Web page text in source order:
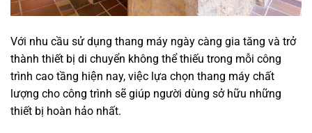
Với nhu cầu sử dụng thang máy ngày càng gia tăng và trở
thành thiết bị di chuyển không thể thiếu trong mỗi công
trình cao tầng hiện nay, việc lựa chọn thang máy chất
lượng cho công trình sẽ giúp người dùng sở hữu những
thiết bị hoàn hảo nhất.